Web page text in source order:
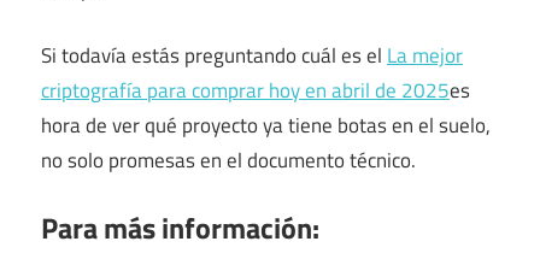
Si todavía estás preguntando cuál es el La mejor
criptografía para comprar hoy en abril de 2025es
hora de ver qué proyecto ya tiene botas en el suelo,
no solo promesas en el documento técnico.
Para más información: